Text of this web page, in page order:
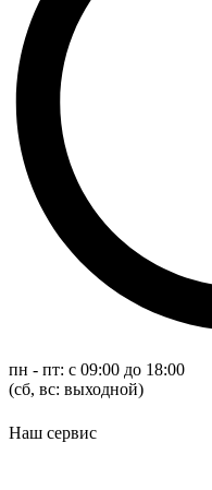
пн - пт: с 09:00 до 18:00
(cб, вс: выходной)
Наш сервис